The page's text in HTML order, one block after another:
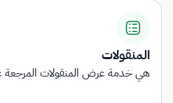
على الجهات الحكومية ...